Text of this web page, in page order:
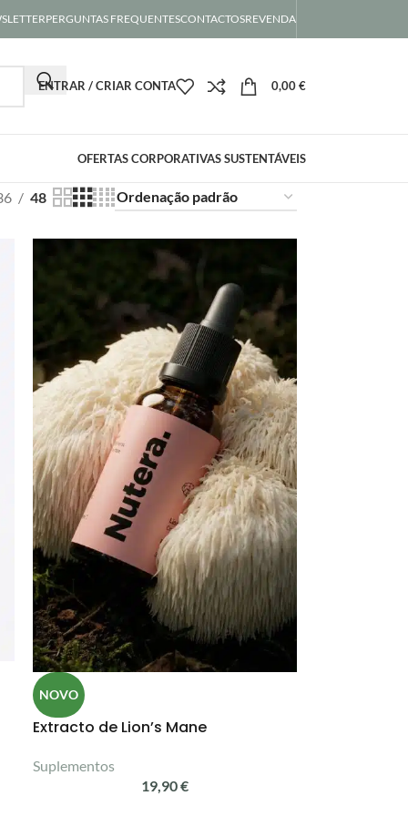
PERGUNTAS FREQUENTESCONTACTOSREVENDA
ENTRAR / CRIAR CONTA 0,00€
OFERTAS CORPORATIVAS SUSTENTÁVEIS
48
NOVO
Extracto de Lion’s Mane
Suplementos
19,90€